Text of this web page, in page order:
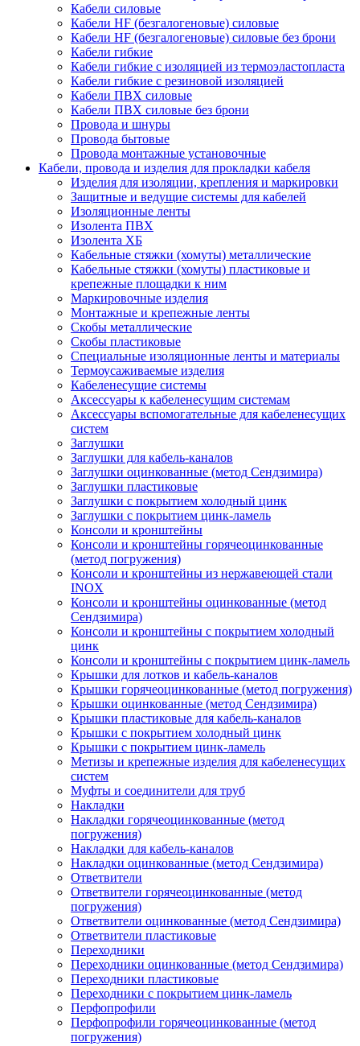
Кабели силовые
Кабели HF (безгалогеновые) силовые
Кабели HF (безгалогеновые) силовые без брони
Кабели гибкие
Кабели гибкие с изоляцией из термоэластопласта
Кабели гибкие с резиновой изоляцией
Кабели ПВХ силовые
Кабели ПВХ силовые без брони
Провода и шнуры
Провода бытовые
Провода монтажные установочные
Кабели, провода и изделия для прокладки кабеля
Изделия для изоляции, крепления и маркировки
Защитные и ведущие системы для кабелей
Изоляционные ленты
Изолента ПВХ
Изолента ХБ
Кабельные стяжки (хомуты) металлические
Кабельные стяжки (хомуты) пластиковые и
крепежные площадки к ним
Маркировочные изделия
Монтажные и крепежные ленты
Скобы металлические
Скобы пластиковые
Специальные изоляционные ленты и материалы
Термоусаживаемые изделия
Кабеленесущие системы
Аксессуары к кабеленесущим системам
Аксессуары вспомогательные для кабеленесущих
систем
Заглушки
Заглушки для кабель-каналов
Заглушки оцинкованные (метод Сендзимира)
Заглушки пластиковые
Заглушки с покрытием холодный цинк
Заглушки с покрытием цинк-ламель
Консоли и кронштейны
Консоли и кронштейны горячеоцинкованные
(метод погружения)
Консоли и кронштейны из нержавеющей стали
INOX
Консоли и кронштейны оцинкованные (метод
Сендзимира)
Консоли и кронштейны с покрытием холодный
цинк
Консоли и кронштейны с покрытием цинк-ламель
Крышки для лотков и кабель-каналов
Крышки горячеоцинкованные (метод погружения)
Крышки оцинкованные (метод Сендзимира)
Крышки пластиковые для кабель-каналов
Крышки с покрытием холодный цинк
Крышки с покрытием цинк-ламель
Метизы и крепежные изделия для кабеленесущих
систем
Муфты и соединители для труб
Накладки
Накладки горячеоцинкованные (метод
погружения)
Накладки для кабель-каналов
Накладки оцинкованные (метод Сендзимира)
Ответвители
Ответвители горячеоцинкованные (метод
погружения)
Ответвители оцинкованные (метод Сендзимира)
Ответвители пластиковые
Переходники
Переходники оцинкованные (метод Сендзимира)
Переходники пластиковые
Переходники с покрытием цинк-ламель
Перфопрофили
Перфопрофили горячеоцинкованные (метод
погружения)